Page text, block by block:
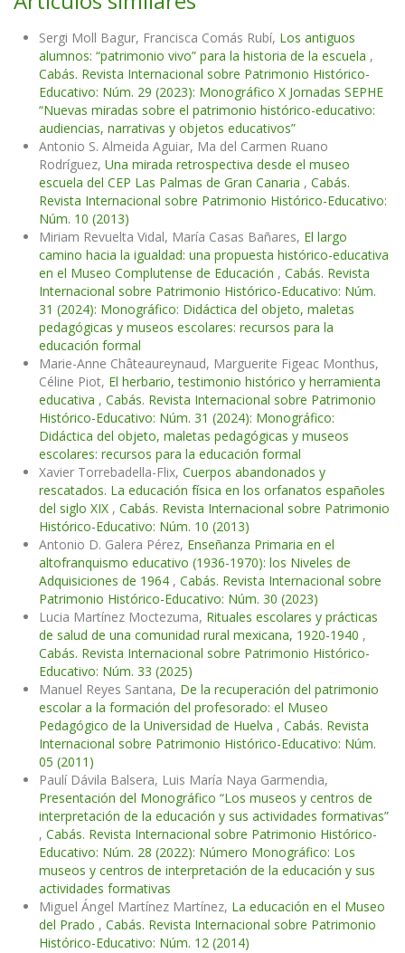
Sergi Moll Bagur, Francisca Comás Rubí, Los antiguos
alumnos: “patrimonio vivo” para la historia de la escuela ,
Cabás. Revista Internacional sobre Patrimonio Histórico-
Educativo: Núm. 29 (2023): Monográfico X Jornadas SEPHE
“Nuevas miradas sobre el patrimonio histórico-educativo:
audiencias, narrativas y objetos educativos”
Antonio S. Almeida Aguiar, Ma del Carmen Ruano
Rodríguez, Una mirada retrospectiva desde el museo
escuela del CEP Las Palmas de Gran Canaria , Cabás.
Revista Internacional sobre Patrimonio Histórico-Educativo:
Núm. 10 (2013)
Miriam Revuelta Vidal, María Casas Bañares, El largo
camino hacia la igualdad: una propuesta histórico-educativa
en el Museo Complutense de Educación , Cabás. Revista
Internacional sobre Patrimonio Histórico-Educativo: Núm.
31 (2024): Monográfico: Didáctica del objeto, maletas
pedagógicas y museos escolares: recursos para la
educación formal
Marie-Anne Châteaureynaud, Marguerite Figeac Monthus,
Céline Piot, El herbario, testimonio histórico y herramienta
educativa , Cabás. Revista Internacional sobre Patrimonio
Histórico-Educativo: Núm. 31 (2024): Monográfico:
Didáctica del objeto, maletas pedagógicas y museos
escolares: recursos para la educación formal
Xavier Torrebadella-Flix, Cuerpos abandonados y
rescatados. La educación física en los orfanatos españoles
del siglo XIX , Cabás. Revista Internacional sobre Patrimonio
Histórico-Educativo: Núm. 10 (2013)
Antonio D. Galera Pérez, Enseñanza Primaria en el
altofranquismo educativo (1936-1970): los Niveles de
Adquisiciones de 1964 , Cabás. Revista Internacional sobre
Patrimonio Histórico-Educativo: Núm. 30 (2023)
Lucia Martínez Moctezuma, Rituales escolares y prácticas
de salud de una comunidad rural mexicana, 1920-1940 ,
Cabás. Revista Internacional sobre Patrimonio Histórico-
Educativo: Núm. 33 (2025)
Manuel Reyes Santana, De la recuperación del patrimonio
escolar a la formación del profesorado: el Museo
Pedagógico de la Universidad de Huelva , Cabás. Revista
Internacional sobre Patrimonio Histórico-Educativo: Núm.
05 (2011)
Paulí Dávila Balsera, Luis María Naya Garmendia,
Presentación del Monográfico “Los museos y centros de
interpretación de la educación y sus actividades formativas”
, Cabás. Revista Internacional sobre Patrimonio Histórico-
Educativo: Núm. 28 (2022): Número Monográfico: Los
museos y centros de interpretación de la educación y sus
actividades formativas
Miguel Ángel Martínez Martínez, La educación en el Museo
del Prado , Cabás. Revista Internacional sobre Patrimonio
Histórico-Educativo: Núm. 12 (2014)